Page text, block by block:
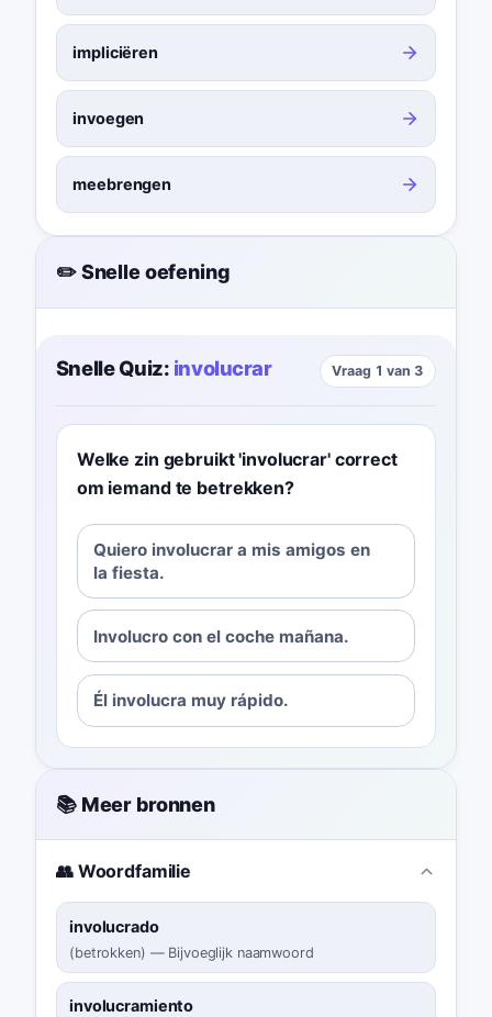
impliciëren
invoegen
meebrengen
✏️ Snelle oefening
Snelle Quiz: involucrar Vraag 1 van 3
Welke zin gebruikt 'involucrar' correct
om iemand te betrekken?
Quiero involucrar a mis amigos en
la fiesta.
Involucro con el coche mañana.
Él involucra muy rápido.
📚 Meer bronnen
👥 Woordfamilie
involucrado
(betrokken) — Bijvoeglijk naamwoord
involucramiento